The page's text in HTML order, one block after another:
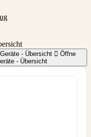
- Übersicht
Öffne
- Übersicht